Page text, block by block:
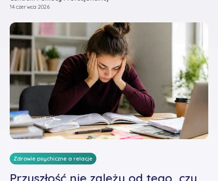
14 czerwca 2026
Zdrowie psychiczne a relacje
Przyszłość nie zależy od tego, czy